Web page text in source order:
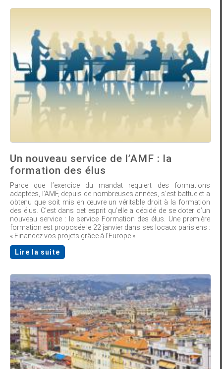
Un nouveau service de l’AMF : la
formation des élus
Parce que l’exercice du mandat requiert des formations
adaptées, l’AMF, depuis de nombreuses années, s’est battue et a
obtenu que soit mis en œuvre un véritable droit à la formation
des élus. C’est dans cet esprit qu’elle a décidé de se doter d’un
nouveau service : le service Formation des élus. Une première
formation est proposée le 22 janvier dans ses locaux parisiens :
« Financez vos projets grâce à l’Europe ».
Lire la suite